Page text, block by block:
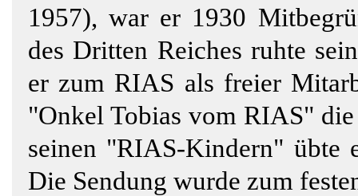
1957), war er 1930
des Dritten Reiches ruhte
er zum RIAS als freier
"Onkel Tobias vom RIAS"
seinen "RIAS-Kindern" übte
Die Sendung wurde zum